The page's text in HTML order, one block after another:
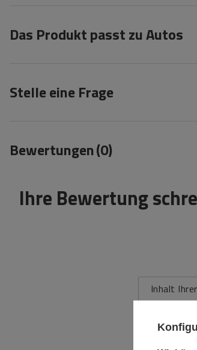
Das Produkt passt zu Autos
Stelle eine Frage
Bewertungen(0)
Ihre Bewertung
Inhalt